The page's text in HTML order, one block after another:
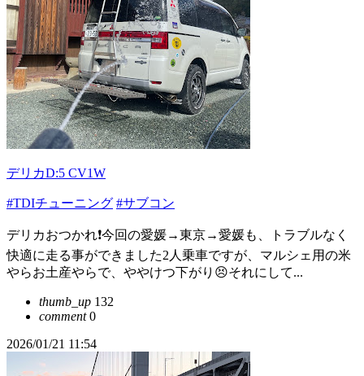
デリカD:5 CV1W
#TDIチューニング #サブコン
デリカおつかれ❗️今回の愛媛→東京→愛媛も、トラブルなく
快適に走る事ができました2人乗車ですが、マルシェ用の米
やらお土産やらで、ややけつ下がり😣それにして...
thumb_up 132
comment0
2026/01/21 11:54